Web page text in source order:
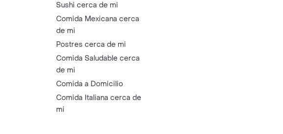
Sushi cerca de mi
Comida Mexicana cerca
de mi
Postres cerca de mi
Comida Saludable cerca
de mi
Comida a Domicilio
Comida Italiana cerca de
mi